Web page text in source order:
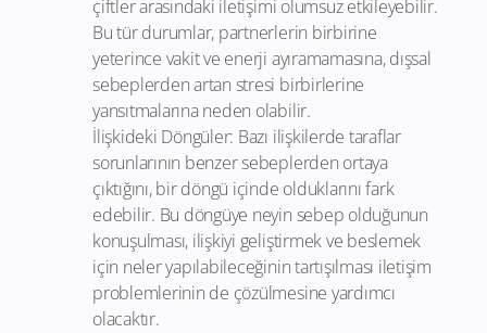
çiftler arasındaki iletişimi olumsuz etkileyebilir.
Bu tür durumlar, partnerlerin birbirine
yeterince vakit ve enerji ayıramamasına, dışsal
sebeplerden artan stresi birbirlerine
yansıtmalarına neden olabilir.
İlişkideki Döngüler: Bazı ilişkilerde taraflar
sorunlarının benzer sebeplerden ortaya
çıktığını, bir döngü içinde olduklarını fark
edebilir. Bu döngüye neyin sebep olduğunun
konuşulması, ilişkiyi geliştirmek ve beslemek
için neler yapılabileceğinin tartışılması iletişim
problemlerinin de çözülmesine yardımcı
olacaktır.